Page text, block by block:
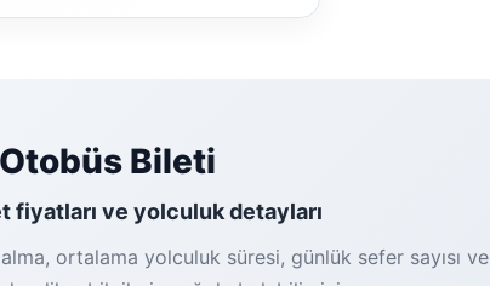
Otobüs Bileti
fiyatları ve yolculuk detayları
ortalama yolculuk süresi, günlük sefer sayısı ve